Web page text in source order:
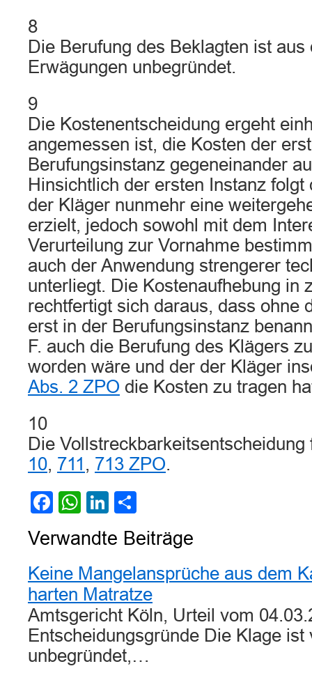
8
Die Berufung des Beklagten ist aus
Erwägungen unbegründet.
9
Die Kostenentscheidung ergeht
angemessen ist, die Kosten der
Berufungsinstanz gegeneinander
Hinsichtlich der ersten Instanz folgt
der Kläger nunmehr eine
erzielt, jedoch sowohl mit dem
Verurteilung zur Vornahme
auch der Anwendung strengerer
unterliegt. Die Kostenaufhebung in
rechtfertigt sich daraus, dass ohne
erst in der Berufungsinstanz
F. auch die Berufung des Klägers
worden wäre und der der Kläger
Abs. 2 ZPO die Kosten zu tragen
10
Die
10, 711 , 713 ZPO.
Facebook
WhatsApp
LinkedIn
Verwandte Beiträge
Keine Mangelansprüche aus dem
harten Matratze
Amtsgericht Köln, Urteil vom
Entscheidungsgründe Die Klage ist
unbegründet,…